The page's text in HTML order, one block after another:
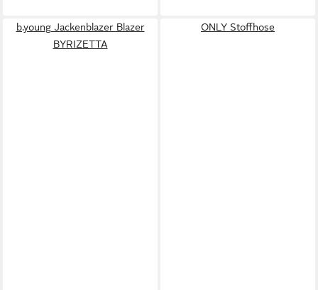
b.young Jackenblazer Blazer
BYRIZETTA
ONLY Stoffhose